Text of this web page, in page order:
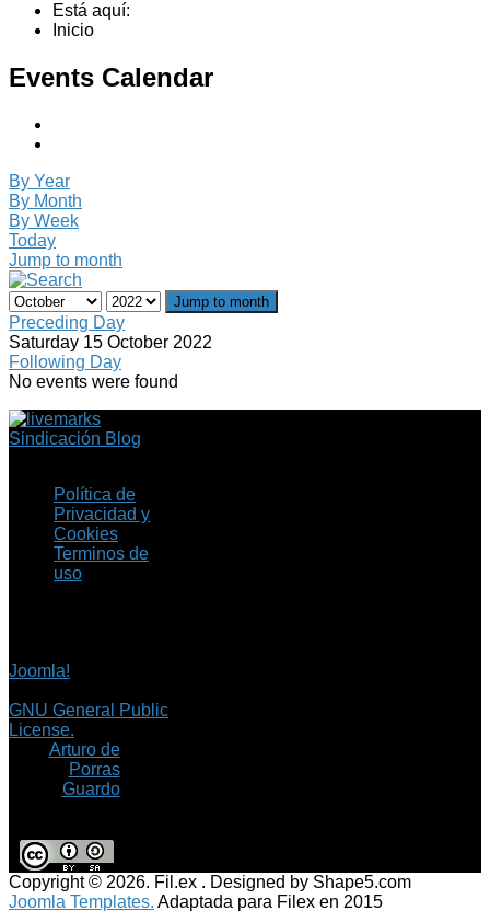
Está aquí:
Inicio
Events Calendar
By Year
By Month
By Week
Today
Jump to month
Jump to month
Preceding Day
Saturday 15 October 2022
Following Day
No events were found
Sindicación Blog
Política de
Privacidad y
Cookies
Terminos de
uso
Joomla!
GNU General Public
License.
Arturo de
Porras
Guardo
Copyright © 2026. Fil.ex . Designed by Shape5.com
Joomla Templates. Adaptada para Filex en 2015